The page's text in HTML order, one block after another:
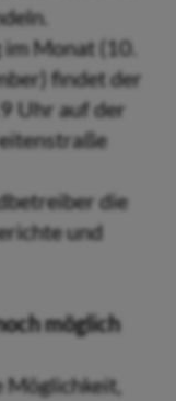
Monat (10.
findet der
Uhr auf der
die
und
möglich
Möglichkeit,